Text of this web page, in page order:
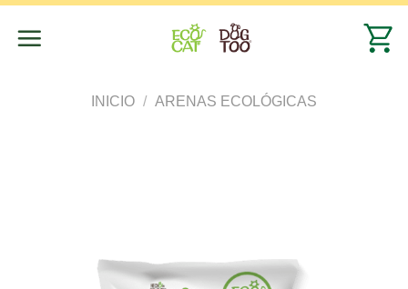
Saltar
INICIO / ARENAS ECOLÓGICAS